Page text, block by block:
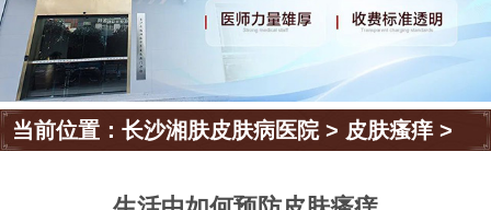
当前位置：长沙湘肤皮肤病医院> 皮肤瘙痒>